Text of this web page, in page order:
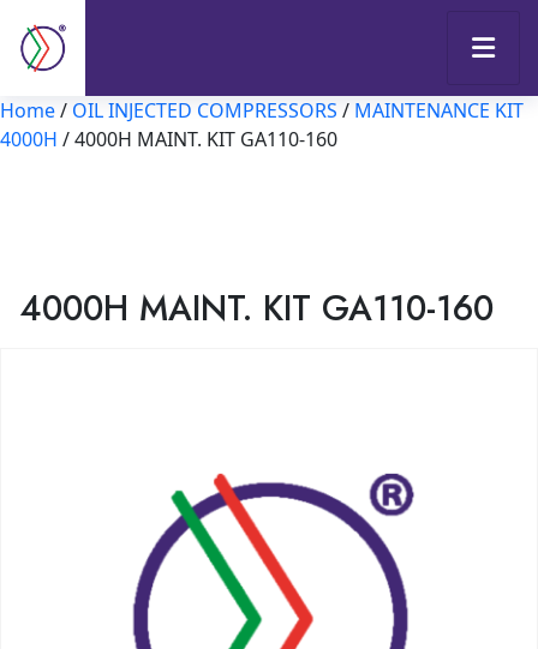
Home/ OIL INJECTED COMPRESSORS / MAINTENANCE KIT
4000H / 4000H MAINT. KIT GA110-160
4000H MAINT. KIT GA110-160